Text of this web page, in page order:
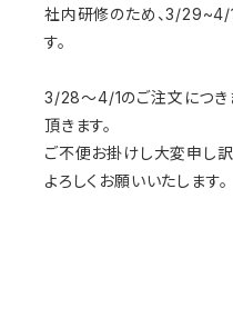
社内研修のため、3/29~4/
す。
3/28～4/1のご注文につき
頂きます。
ご不便お掛けし大変申し
よろしくお願いいたします。